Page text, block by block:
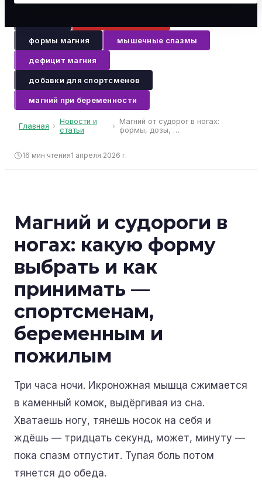
формы магния мышечные спазмы
дефицит магния
добавки для спортсменов
магний при беременности
Главная › Новости и
статьи
› Магний от судорог в ногах:
формы, дозы, …
16 мин чтения1 апреля 2026 г.
Магний и судороги в
ногах: какую форму
выбрать и как
принимать —
спортсменам,
беременным и
пожилым
Три часа ночи. Икроножная мышца сжимается
в каменный комок, выдёргивая из сна.
Хватаешь ногу, тянешь носок на себя и
ждёшь — тридцать секунд, может, минуту —
пока спазм отпустит. Тупая боль потом
тянется до обеда.